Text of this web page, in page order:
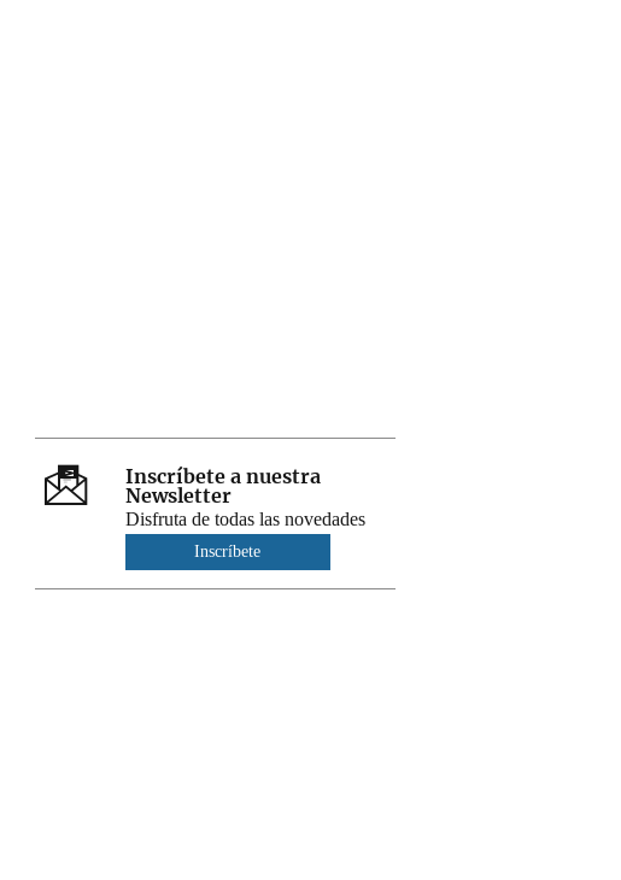
Inscríbete a nuestra
Newsletter
Disfruta de todas las novedades
Inscríbete